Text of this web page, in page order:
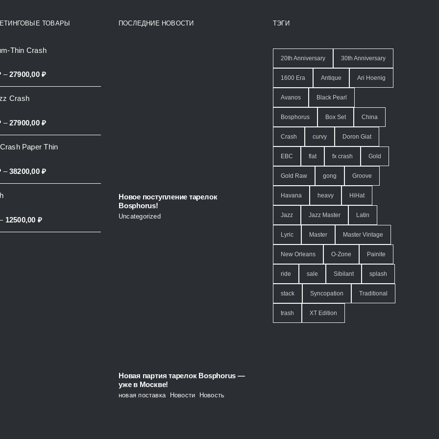
options
be
on
the
product
ТОВАРЫ
Thin Crash
– 27900,00 ₽Price
range:
Crash
– 27900,00 ₽Price
range:
14500,00 ₽
Paper Thin
– 38200,00 ₽Price
range:
12500,00 ₽Price
range:
ПОСЛЕДНИЕ НОВОСТИ
Новое поступление тарелок
Bosphorus!
Uncategorized
Новая партия тарелок Bosphorus —
уже в Москве!
новая поставка Новости Новость
ТЭГИ
20th Anniversary 30th Anniversary
1600 Era Antique Ari Hoenig
Avanos Black Pearl
Bosphorus Box Set China
Crash curvy Doron Giat
EBC flat fx crash Gold
Gold Raw gong Groove
Havana heavy HiHat
Jazz Jazz Master Latin
Lyric Master Master Vintage
New Orleans O-Zone Painite
ride sale Sibilant splash
stack Syncopation Traditional
trash XT Edition